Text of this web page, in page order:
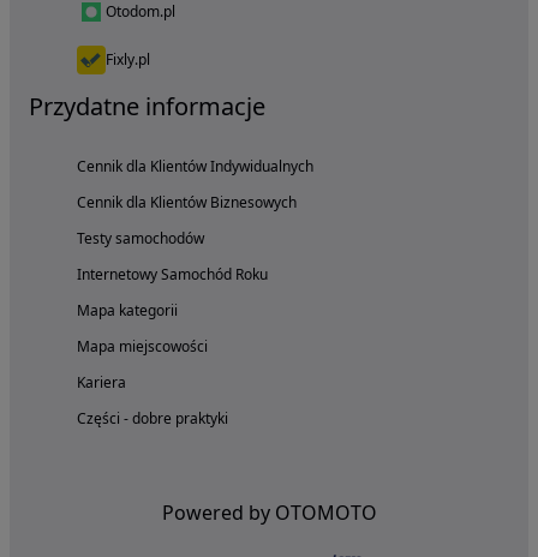
Otodom.pl
Fixly.pl
Przydatne informacje
Cennik dla Klientów Indywidualnych
Cennik dla Klientów Biznesowych
Testy samochodów
Internetowy Samochód Roku
Mapa kategorii
Mapa miejscowości
Kariera
Części - dobre praktyki
Powered by OTOMOTO